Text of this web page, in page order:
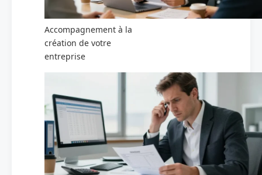
Accompagnement à la
création de votre
entreprise